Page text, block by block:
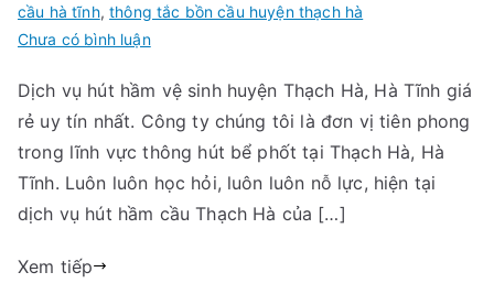
cầu hà tĩnh,thông tắc bồn cầu huyện thạch hà
Chưa có bình luậntrong
hầm
vệ
sinh
huyện
Thạch
Dịch vụ hút hầm vệ sinh huyện Thạch Hà, Hà Tĩnh giá
rẻ uy tín nhất. Công ty chúng tôi là đơn vị tiên phong
trong lĩnh vực thông hút bể phốt tại Thạch Hà, Hà
Tĩnh. Luôn luôn học hỏi, luôn luôn nỗ lực, hiện tại
dịch vụ hút hầm cầu Thạch Hà của […]
Xem tiếp